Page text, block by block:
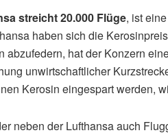
streicht 20.000 Flüge, ist
haben sich die
abzufedern, hat der Konzern
unwirtschaftlicher
Kerosin eingespart werden,
neben der Lufthansa auch